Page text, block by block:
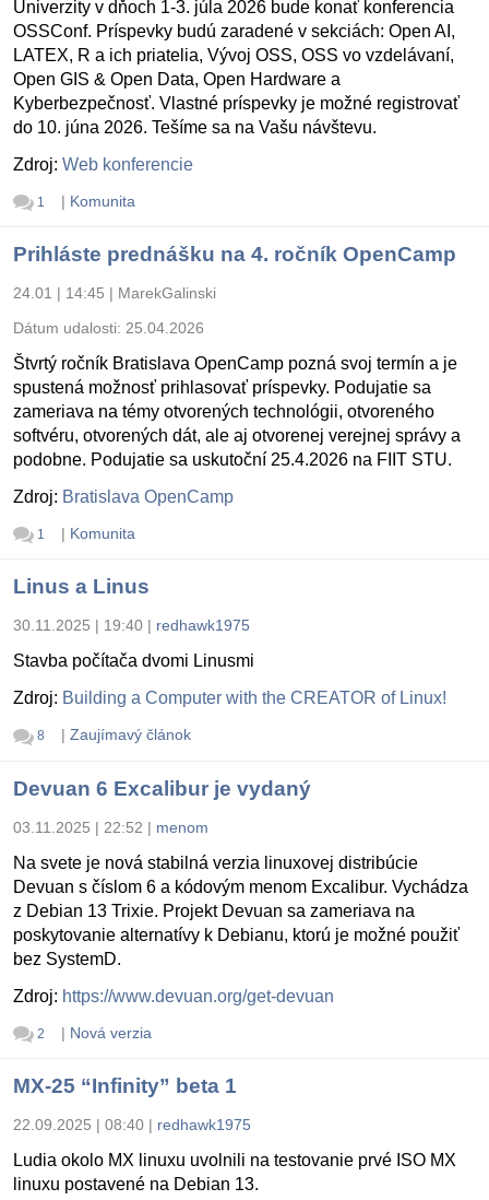
Univerzity v dňoch 1-3. júla 2026 bude konať konferencia
OSSConf. Príspevky budú zaradené v sekciách: Open AI,
LATEX, R a ich priatelia, Vývoj OSS, OSS vo vzdelávaní,
Open GIS & Open Data, Open Hardware a
Kyberbezpečnosť. Vlastné príspevky je možné registrovať
do 10. júna 2026. Tešíme sa na Vašu návštevu.
Zdroj: Web konferencie
1 | Komunita
Prihláste prednášku na 4. ročník OpenCamp
24.01 | 14:45 | MarekGalinski
Dátum udalosti: 25.04.2026
Štvrtý ročník Bratislava OpenCamp pozná svoj termín a je
spustená možnosť prihlasovať príspevky. Podujatie sa
zameriava na témy otvorených technológii, otvoreného
softvéru, otvorených dát, ale aj otvorenej verejnej správy a
podobne. Podujatie sa uskutoční 25.4.2026 na FIIT STU.
Zdroj: Bratislava OpenCamp
1 | Komunita
Linus a Linus
30.11.2025 | 19:40 | redhawk1975
Stavba počítača dvomi Linusmi
Zdroj: Building a Computer with the CREATOR of Linux!
8 | Zaujímavý článok
Devuan 6 Excalibur je vydaný
03.11.2025 | 22:52 | menom
Na svete je nová stabilná verzia linuxovej distribúcie
Devuan s číslom 6 a kódovým menom Excalibur. Vychádza
z Debian 13 Trixie. Projekt Devuan sa zameriava na
poskytovanie alternatívy k Debianu, ktorú je možné použiť
bez SystemD.
Zdroj: https://www.devuan.org/get-devuan
2 | Nová verzia
MX-25 “Infinity” beta 1
22.09.2025 | 08:40 | redhawk1975
Ludia okolo MX linuxu uvolnili na testovanie prvé ISO MX
linuxu postavené na Debian 13.